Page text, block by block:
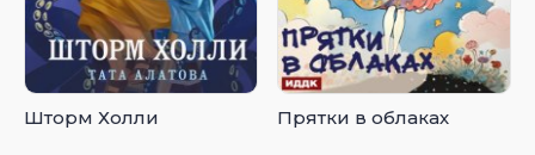
Шторм Холли Прятки в облаках